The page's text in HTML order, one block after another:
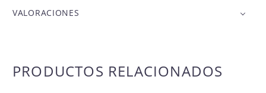
VALORACIONES
PRODUCTOS RELACIONADOS